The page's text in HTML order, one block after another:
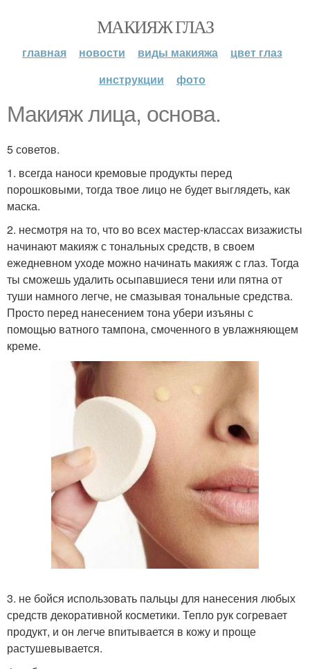
МАКИЯЖ ГЛАЗ
главная новости виды макияжа
цвет глаз
инструкции
фото
Макияж лица, основа.
5 советов.
1. всегда наноси кремовые продукты перед
порошковыми, тогда твое лицо не будет выглядеть, как
маска.
2. несмотря на то, что во всех мастер-классах визажисты
начинают макияж с тональных средств, в своем
ежедневном уходе можно начинать макияж с глаз. Тогда
ты сможешь удалить осыпавшиеся тени или пятна от
туши намного легче, не смазывая тональные средства.
Просто перед нанесением тона убери изъяны с
помощью ватного тампона, смоченного в увлажняющем
креме.
3. не бойся использовать пальцы для нанесения любых
средств декоративной косметики. Тепло рук согревает
продукт, и он легче впитывается в кожу и проще
растушевывается.